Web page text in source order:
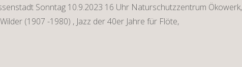
Sonntag 10.9.2023 16 Uhr Naturschutzzentrum
(1907 -1980) , Jazz der 40er Jahre für Flöte,